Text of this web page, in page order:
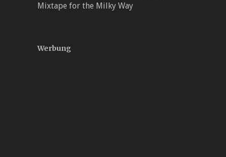
Mixtape for the Milky Way
Werbung